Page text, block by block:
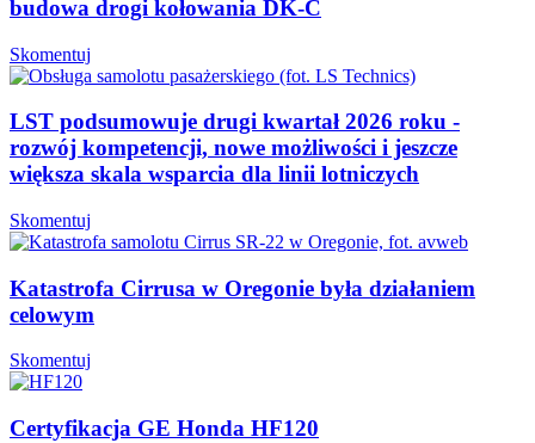
budowa drogi kołowania DK-C
Skomentuj
LST podsumowuje drugi kwartał 2026 roku -
rozwój kompetencji, nowe możliwości i jeszcze
większa skala wsparcia dla linii lotniczych
Skomentuj
Katastrofa Cirrusa w Oregonie była działaniem
celowym
Skomentuj
Certyfikacja GE Honda HF120